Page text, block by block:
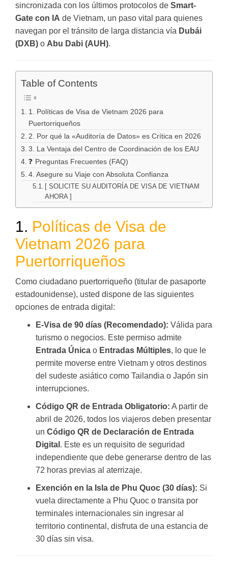
sincronizada con los últimos protocolos de Smart-
Gate con IA de Vietnam, un paso vital para quienes
navegan por el tránsito de larga distancia vía Dubái
(DXB) o Abu Dabi (AUH).
Table of Contents
1. Políticas de Visa de Vietnam 2026 para
Puertorriqueños
2. Por qué la «Auditoría de Datos» es Crítica en 2026
3. La Ventaja del Centro de Coordinación de los EAU
❓ Preguntas Frecuentes (FAQ)
4. Asegure su Viaje con Absoluta Confianza
[ SOLICITE SU AUDITORÍA DE VISA DE VIETNAM
AHORA ]
1. Políticas de Visa de
Vietnam 2026 para
Puertorriqueños
Como ciudadano puertorriqueño (titular de pasaporte
estadounidense), usted dispone de las siguientes
opciones de entrada digital:
E-Visa de 90 días (Recomendado): Válida para
turismo o negocios. Este permiso admite
Entrada Única o Entradas Múltiples, lo que le
permite moverse entre Vietnam y otros destinos
del sudeste asiático como Tailandia o Japón sin
interrupciones.
Código QR de Entrada Obligatorio: A partir de
abril de 2026, todos los viajeros deben presentar
un Código QR de Declaración de Entrada
Digital . Este es un requisito de seguridad
independiente que debe generarse dentro de las
72 horas previas al aterrizaje.
Exención en la Isla de Phu Quoc (30 días): Si
vuela directamente a Phu Quoc o transita por
terminales internacionales sin ingresar al
territorio continental, disfruta de una estancia de
30 días sin visa.